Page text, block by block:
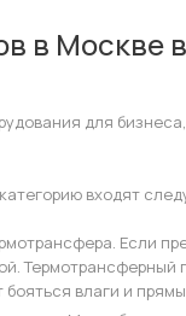
в Москве
для
входят
Если
Термотрансферный
влаги и